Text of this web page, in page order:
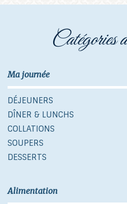
catégories
Ma journée
DÉJEUNERS
DÎNER & LUNCHS
COLLATIONS
SOUPERS
DESSERTS
Alimentation